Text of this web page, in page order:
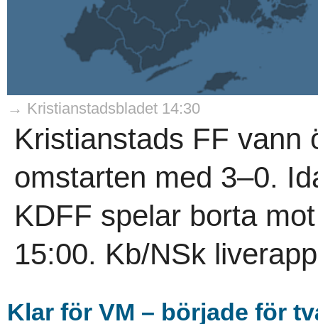
→ Kristianstadsbladet 14:30
Kristianstads FF vann
omstarten med 3–0.
KDFF spelar borta
15:00. Kb/NSk
Klar för VM – började för